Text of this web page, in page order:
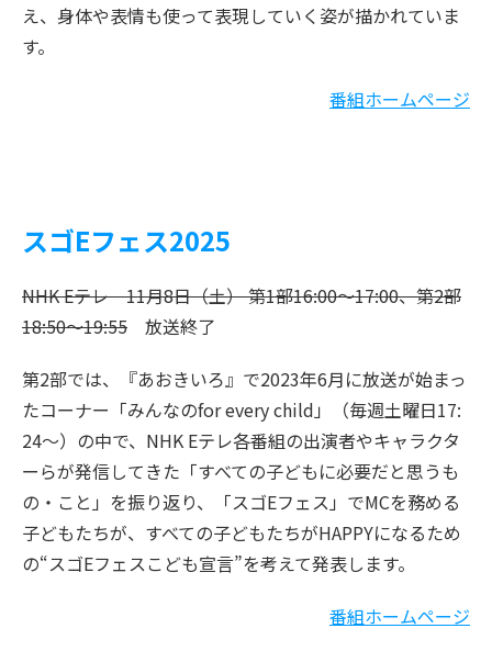
え、身体や表情も使って表現していく姿が描かれていま
す。
番組ホームページ
スゴEフェス2025
NHK Eテレ 11月8日（土） 第1部16:00～17:00、第2部
18:50～19:55 放送終了
第2部では、『あおきいろ』で2023年6月に放送が始まっ
たコーナー「みんなのfor every child」（毎週土曜日17:
24～）の中で、NHK Eテレ各番組の出演者やキャラクタ
ーらが発信してきた「すべての子どもに必要だと思うも
の・こと」を振り返り、「スゴEフェス」でMCを務める
子どもたちが、すべての子どもたちがHAPPYになるため
の“スゴEフェスこども宣言”を考えて発表します。
番組ホームページ